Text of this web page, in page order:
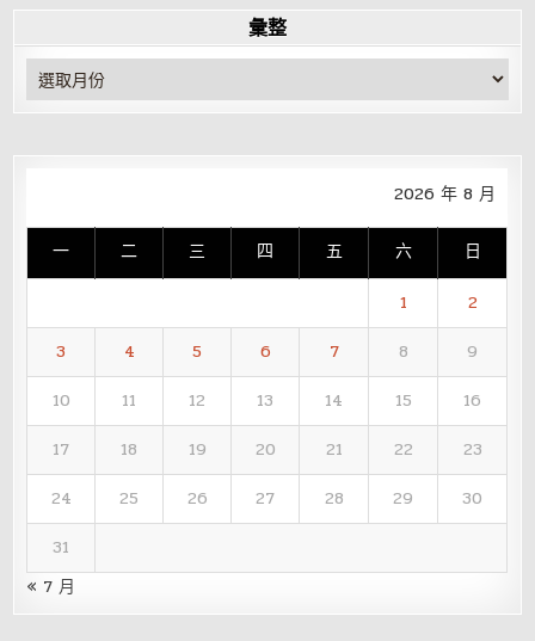
彙整
彙
整
2026 年 8 月
一 二 三 四 五 六 日
1
2
3
4 5 6 7 8
9
10
11 12 13 14 15
16
17
18 19 20 21 22
23
24
25 26 27 28 29
30
31
« 7 月